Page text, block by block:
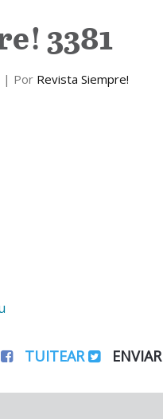
3381
| Por Revista Siempre!
TUITEAR ENVIAR